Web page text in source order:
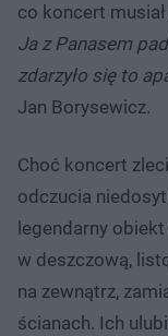
co koncert
Ja z Panasem
zdarzyło się to
Jan Borysewicz.
Choć koncert
odczucia
legendarny
w deszczową,
na zewnątrz,
ścianach. Ich